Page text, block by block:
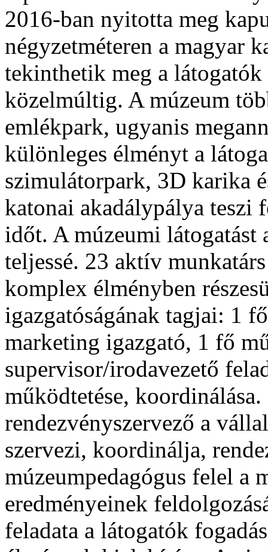
2016-ban nyitotta meg
négyzetméteren a magyar
tekinthetik meg a
közelmúltig. A múzeum
emlékpark, ugyanis
különleges élményt a
szimulátorpark, 3D karika
katonai akadálypálya teszi
időt. A múzeumi látogatást
teljessé. 23 aktív
komplex élményben
igazgatóságának tagjai: 1
marketing igazgató, 1 fő
supervisor/irodavezető
működtetése,
rendezvényszervező a
szervezi, koordinálja,
múzeumpedagógus felel a
eredményeinek
feladata a látogatók